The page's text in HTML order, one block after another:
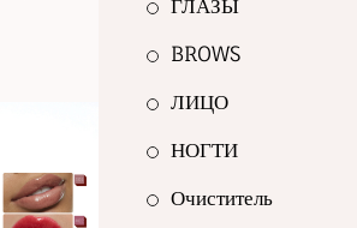
ГЛАЗЫ
BROWS
ЛИЦО
НОГТИ
Очиститель